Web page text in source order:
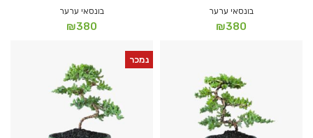
בונסאי ערער
₪380
בונסאי ערער
₪380
נמכר